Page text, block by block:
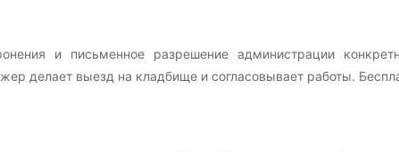
и письменное разрешение администрации
делает выезд на кладбище и согласовывает работы.